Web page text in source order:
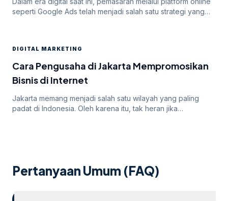
seperti Google Ads telah menjadi salah satu strategi yang
menghadapi tantangan dalam mendapatkan persetujuan
iklan mereka. Dalam artikel ini, kita akan membahas
mengapa […]
DIGITAL MARKETING
Cara Pengusaha di Jakarta Mempromosikan
Bisnis di Internet
Jakarta memang menjadi salah satu wilayah yang paling
padat di Indonesia. Oleh karena itu, tak heran jika
cukup? Atau […]
Pertanyaan Umum (FAQ)